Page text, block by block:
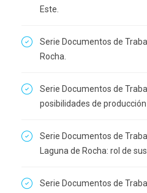
Este.
Serie Documentos de
Rocha.
Serie Documentos de
posibilidades de
Serie Documentos de
Laguna de Rocha: rol de
Serie Documentos de